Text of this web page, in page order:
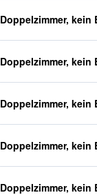
Doppelzimmer, kein
Doppelzimmer, kein
Doppelzimmer, kein
Doppelzimmer, kein
Doppelzimmer, kein